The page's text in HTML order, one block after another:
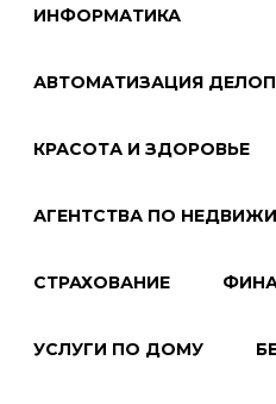
ИНФОРМАТИКА
АВТОМАТИЗАЦИЯ
КРАСОТА И ЗДОРОВЬЕ
АГЕНТСТВА ПО
СТРАХОВАНИЕ
УСЛУГИ ПО ДОМУ